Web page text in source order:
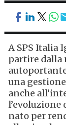
A SPS Italia
partire dalla
una
anche
l’evoluzione
nato per